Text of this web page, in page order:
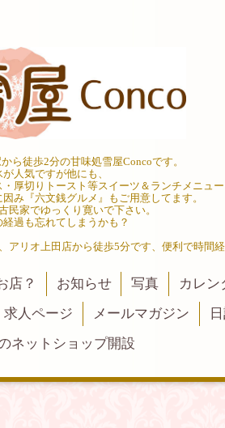
ら徒歩2分の甘味処雪屋Concoです。
人気ですが他にも、
厚切りトースト等スイーツ＆ランチメニュー
み『六文銭グルメ』もご用意してます。
民家でゆっくり寛いで下さい。
過も忘れてしまうかも？
アリオ上田店から徒歩5分です、便利で時間
店？ お知らせ 写真 カレン
求人ページ メールマガジン
ネットショップ開設